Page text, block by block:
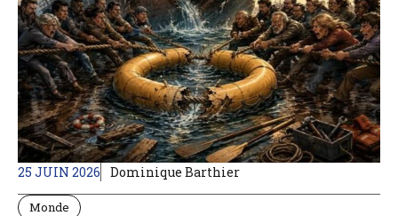
25 JUIN 2026 Dominique Barthier
Monde